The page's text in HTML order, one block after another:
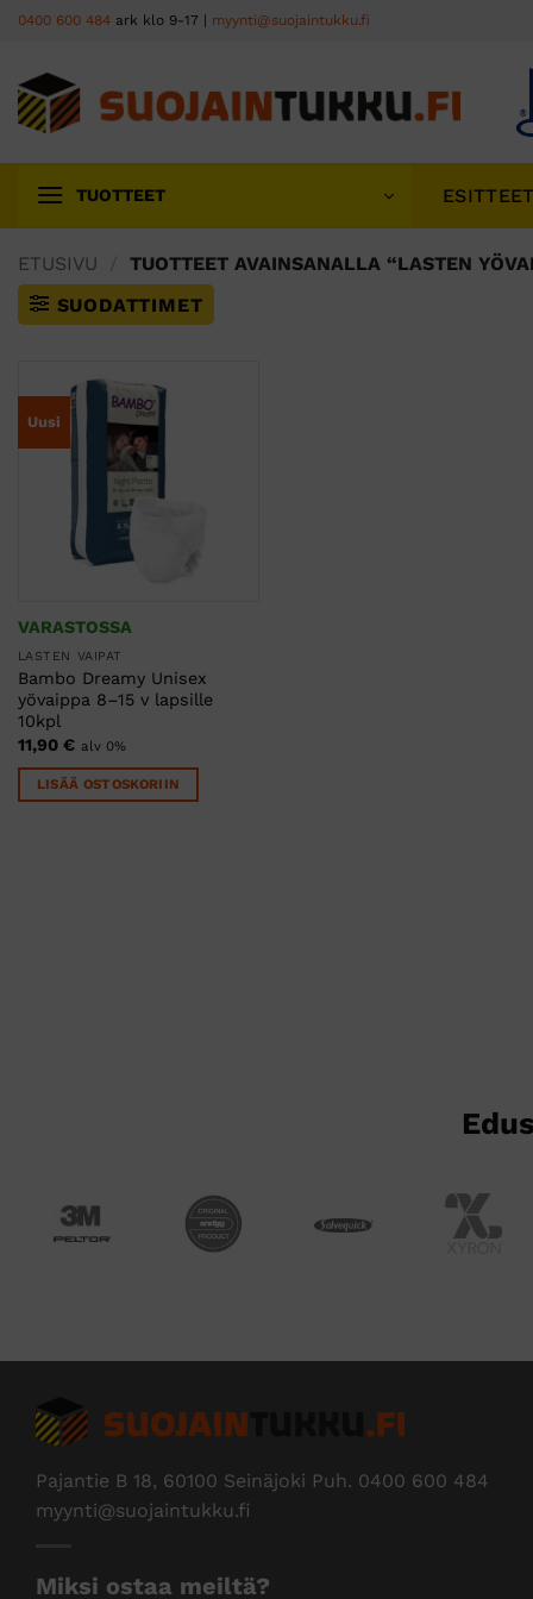
Skip
content
0400 600 484 ark klo 9-17 | myynti@suojaintukku.fi
TUOTTEET ESITTEET
ETUSIVU
TUOTTEET AVAINSANALLA “LASTEN
SUODATTIMET
Uusi
VARASTOSSA
LASTEN VAIPAT
Bambo Dreamy Unisex
yövaippa 8–15 v lapsille
10kpl
11,90 € alv 0%
LISÄÄ OSTOSKORIIN
Pajantie B 18, 60100 Seinäjoki Puh. 0400 600 484
myynti@suojaintukku.fi
Miksi ostaa meiltä?